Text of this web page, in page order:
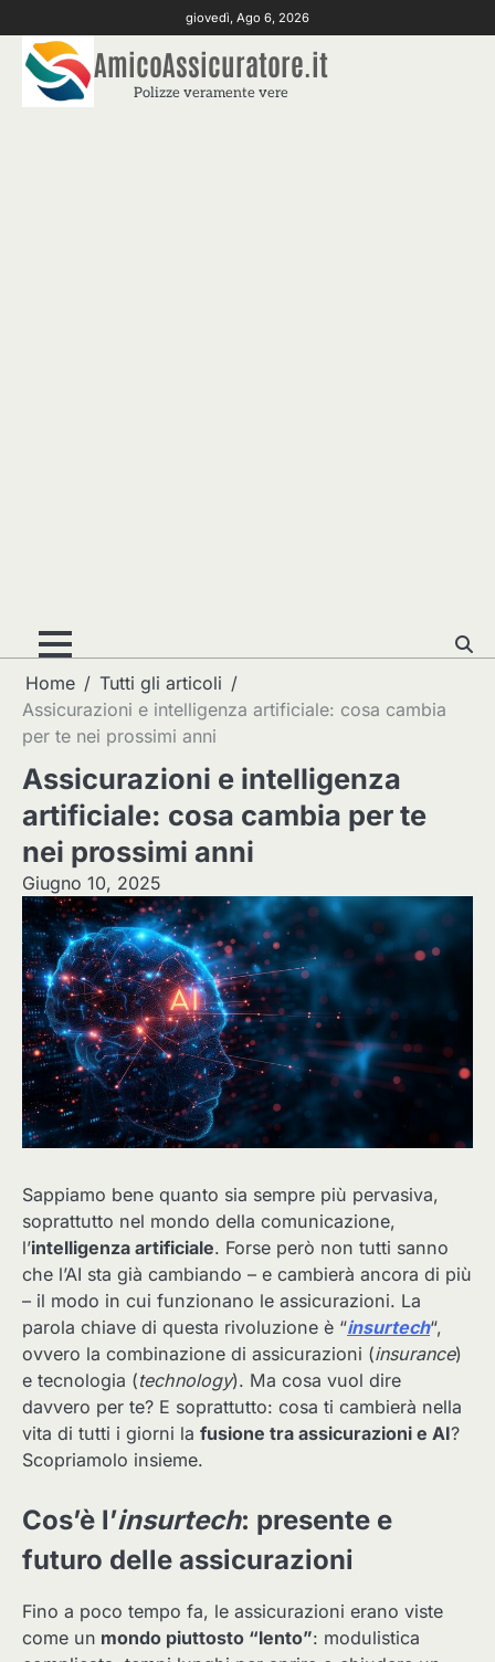
to
content
giovedì, Ago 6, 2026
AmicoAssicuratore.it
Polizze veramente vere
Home
Tutti gli articoli
Assicurazioni e intelligenza artificiale: cosa cambia
per te nei prossimi anni
Assicurazioni e intelligenza
artificiale: cosa cambia per te
nei prossimi anni
Giugno 10, 2025
Sappiamo bene quanto sia sempre più pervasiva,
soprattutto nel mondo della comunicazione,
l’intelligenza artificiale. Forse però non tutti sanno
che l’AI sta già cambiando – e cambierà ancora di più
– il modo in cui funzionano le assicurazioni. La
parola chiave di questa rivoluzione è “insurtech“,
ovvero la combinazione di assicurazioni (insurance)
e tecnologia (technology). Ma cosa vuol dire
davvero per te? E soprattutto: cosa ti cambierà nella
vita di tutti i giorni la fusione tra assicurazioni e AI?
Scopriamolo insieme.
Cos’è l’insurtech: presente e
futuro delle assicurazioni
Fino a poco tempo fa, le assicurazioni erano viste
come un mondo piuttosto “lento”: modulistica